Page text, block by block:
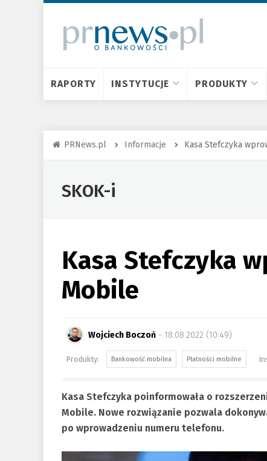
RAPORTY INSTYTUCJE PRODUKTY
PRNews.pl Informacje Kasa Stefczyka
SKOK-i
Kasa Stefczyka
Mobile
Wojciech Boczoń - 18.08.2022 (10:49)
Bankowość mobilna Płatności mobilne
Kasa Stefczyka poinformowała o
Mobile. Nowe rozwiązanie pozwala
po wprowadzeniu numeru telefonu.